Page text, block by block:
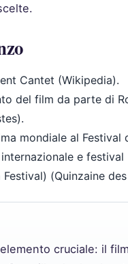
Cantet (Wikipedia).
del film da parte di
mondiale al Festival
e festival
Festival) (Quinzaine
cruciale: il